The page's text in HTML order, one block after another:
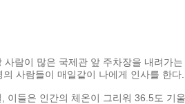
사람이 많은 국제관 앞 주차장을 내려가는
의 사람들이 매일같이 나에게 인사를 한
, 이들은 인간의 체온이 그리워 36.5도 기